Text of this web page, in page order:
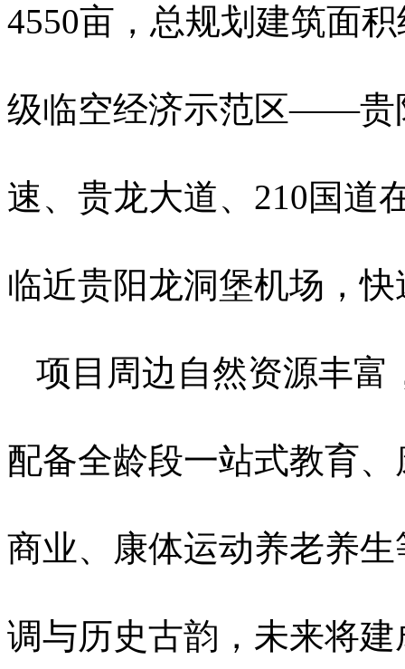
4550亩，总规划建筑面
级临空经济示范区——贵
速、贵龙大道、210国道
临近贵阳龙洞堡机场，
项目周边自然资源丰富
配备全龄段一站式教育
商业、康体运动养老养
调与历史古韵，未来将